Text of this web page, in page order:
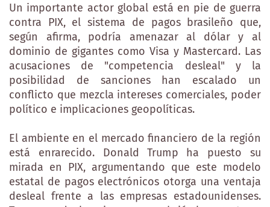
Un importante actor global está en pie de guerra
contra PIX, el sistema de pagos brasileño que,
según afirma, podría amenazar al dólar y al
dominio de gigantes como Visa y Mastercard. Las
acusaciones de "competencia desleal" y la
posibilidad de sanciones han escalado un
conflicto que mezcla intereses comerciales, poder
político e implicaciones geopolíticas.
El ambiente en el mercado financiero de la región
está enrarecido. Donald Trump ha puesto su
mirada en PIX, argumentando que este modelo
estatal de pagos electrónicos otorga una ventaja
desleal frente a las empresas estadounidenses.